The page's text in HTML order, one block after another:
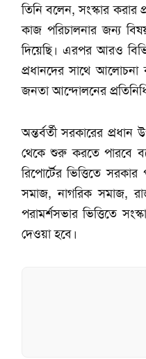
তিনি বলেন, সংস্কার করার
কাজ পরিচালনার জন্য
দিয়েছি। এরপর আরও
প্রধানদের সাথে
জনতা আন্দোলনের
অন্তর্বর্তী সরকারের
থেকে শুরু করতে পারবে
রিপোর্টের ভিত্তিতে
সমাজ, নাগরিক সমাজ,
পরামর্শসভার ভিত্তিতে
দেওয়া হবে।